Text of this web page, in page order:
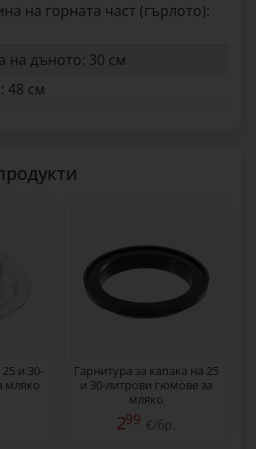
на горната част (гърлото):
дъното: 30 см
48 см
и 30-
мляко
Гарнитура за капака на 25
и 30-литрови гюмове за
мляко
299 €/бр.